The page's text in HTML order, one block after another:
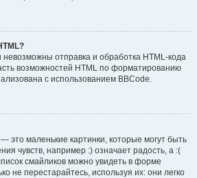
отправка и обработка HTML-кода
возможностей HTML по форматированию
с использованием BBCode.
это маленькие картинки, которые могут быть
чувств, например :) означает радость, а :(
смайликов можно увидеть в форме
не перестарайтесь, используя их: они легко